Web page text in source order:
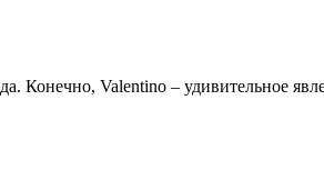
Конечно, Valentino – удивительное